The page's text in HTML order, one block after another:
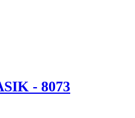
- 8073